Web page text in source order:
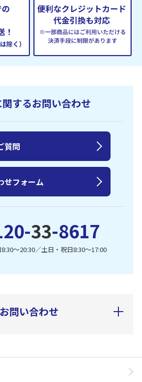
するお問い合わせ
33-8617
〜20:30／土日・祝日8:30〜17:00
質問
せフォーム
問い合わせ